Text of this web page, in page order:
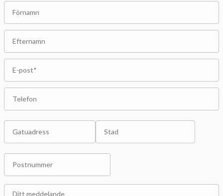
post* *
Adress
Gatuadress Stad
Postnummer
Meddelande *